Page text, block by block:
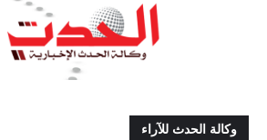
وكالة الحدث للآراء